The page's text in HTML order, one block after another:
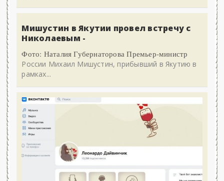
Мишустин в Якутии провел встречу с
Николаевым -
Фото: Наталия Губернаторова Премьер-министр
России Михаил Мишустин, прибывший в Якутию в
рамках...